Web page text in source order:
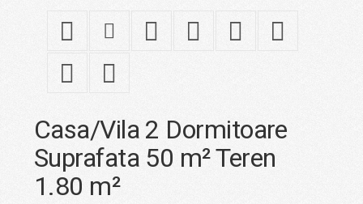
Casa/Vila 2 Dormitoare
Suprafata 50 m² Teren
1.80 m²